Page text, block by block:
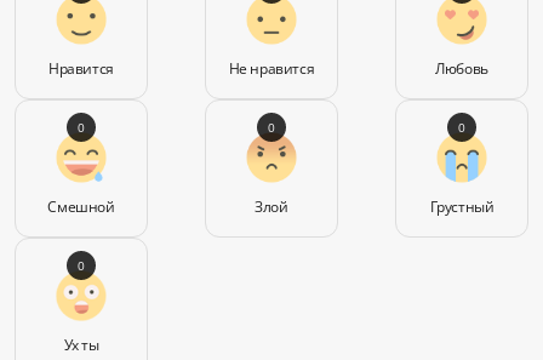
Нравится Не нравится Любовь
Смешной
0
Злой
0
Грустный
0
Ух ты
0